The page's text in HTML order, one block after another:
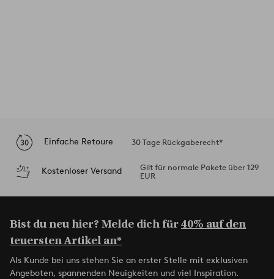
Einfache Retoure 30 Tage Rückgaberecht*
Kostenloser Versand
Gilt für normale Pakete über 129
EUR
Bist du neu hier? Melde dich für40% auf den
teuersten Artikel an*
Als Kunde bei uns stehen Sie an erster Stelle mit exklusiven
Angeboten, spannenden Neuigkeiten und viel Inspiration.